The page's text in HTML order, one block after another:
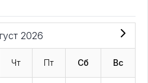
2026
Чт Пт Сб Вс